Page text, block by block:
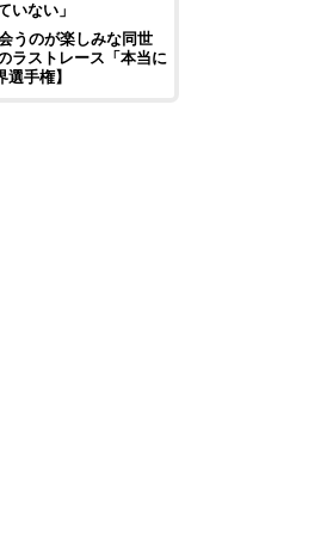
いない」
うのが楽しみな同世
ストレース「本当に
手権】